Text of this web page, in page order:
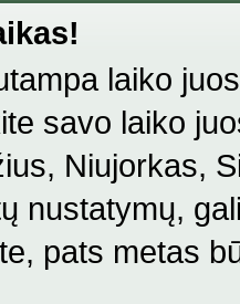
laiko
savo laiko
Niujorkas,
nustatymų,
pats metas